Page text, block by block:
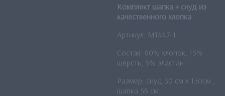
Комплект шапка + снуд из
качественного хлопка
Артикул: MT447-1
Состав: 80% хлопок, 15%
шерсть, 5% эластан
Размер: снуд 30 см x 150см ,
шапка 56 см